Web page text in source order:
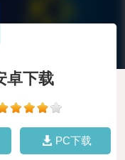
卓下载
PC下载